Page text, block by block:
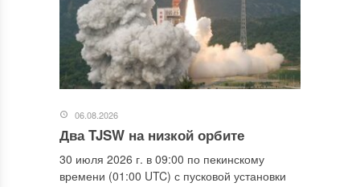
06.08.2026
Два TJSW на низкой орбите
30 июля 2026 г. в 09:00 по пекинскому
времени (01:00 UTC) с пусковой установки